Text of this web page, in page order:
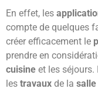
En effet, les
compte de quelques
créer efficacement le
prendre en
cuisine et les
les travaux de la salle